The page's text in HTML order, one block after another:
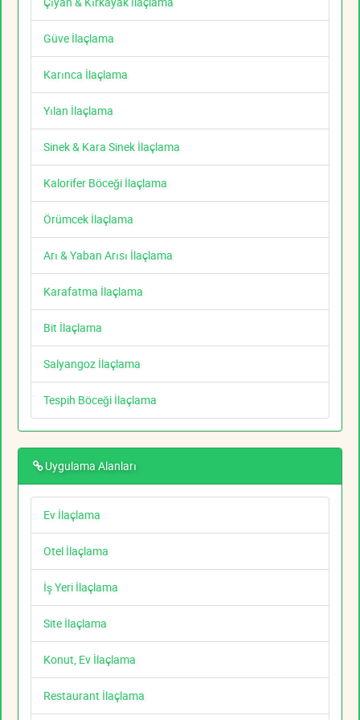
Güve İlaçlama
Karınca İlaçlama
Yılan İlaçlama
Sinek & Kara Sinek İlaçlama
Kalorifer Böceği İlaçlama
Örümcek İlaçlama
Arı & Yaban Arısı İlaçlama
Karafatma İlaçlama
Bit İlaçlama
Salyangoz İlaçlama
Tespih Böceği İlaçlama
Uygulama Alanları
Ev İlaçlama
Otel İlaçlama
İş Yeri İlaçlama
Site İlaçlama
Konut, Ev İlaçlama
Restaurant İlaçlama